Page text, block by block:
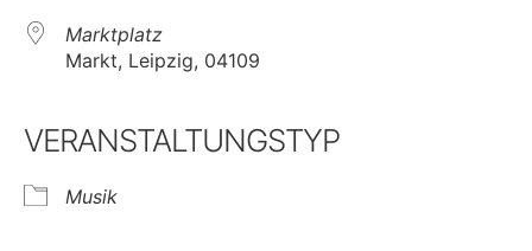
Marktplatz
Markt, Leipzig, 04109
VERANSTALTUNGSTYP
Musik